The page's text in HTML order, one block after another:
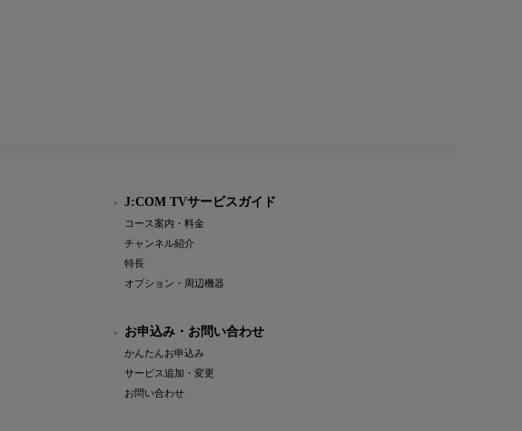
J:COM TVサービスガイド
コース案内・料金
チャンネル紹介
特長
オプション・周辺機器
お申込み・お問い合わせ
かんたんお申込み
サービス追加・変更
お問い合わせ